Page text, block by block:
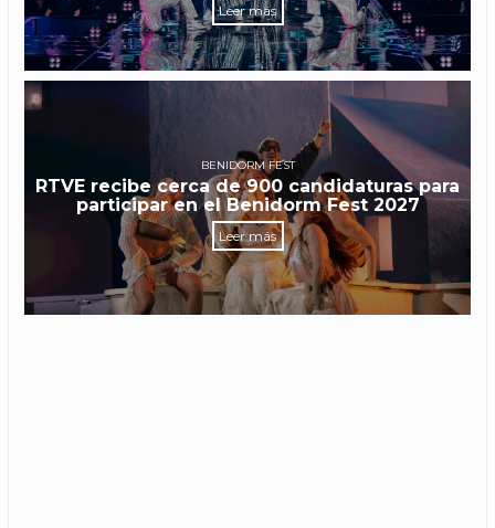
Leer más
BENIDORM FEST
RTVE recibe cerca de 900 candidaturas para
participar en el Benidorm Fest 2027
Leer más